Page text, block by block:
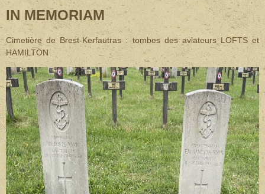
IN MEMORIAM
Cimetière de Brest-Kerfautras : tombes des aviateurs LOFTS et
HAMILTON